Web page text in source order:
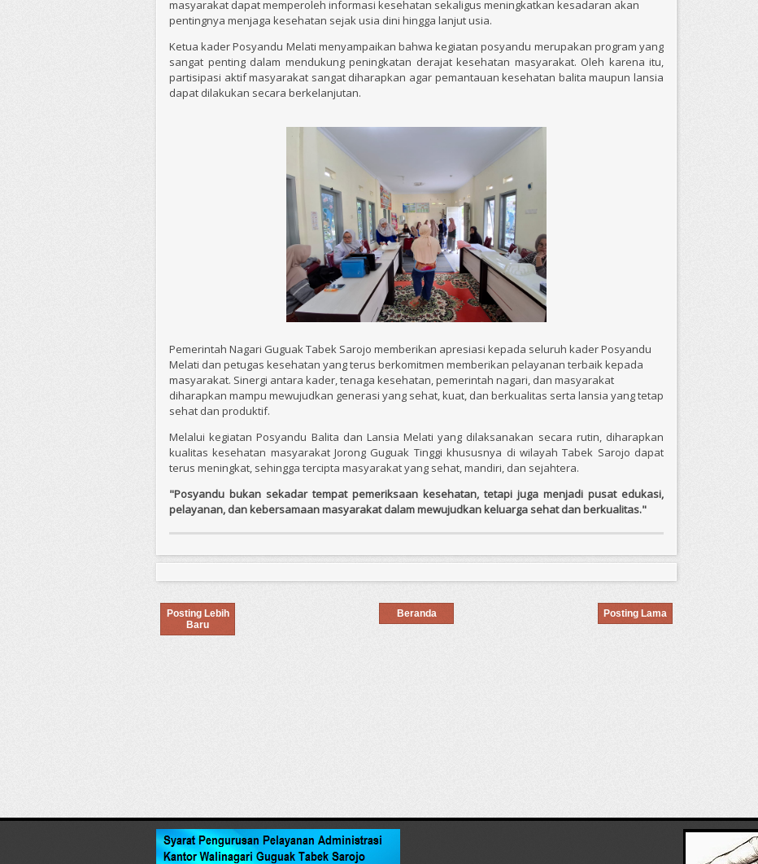
masyarakat dapat memperoleh informasi kesehatan sekaligus meningkatkan kesadaran akan
pentingnya menjaga kesehatan sejak usia dini hingga lanjut usia.
Ketua kader Posyandu Melati menyampaikan bahwa kegiatan posyandu merupakan program yang
sangat penting dalam mendukung peningkatan derajat kesehatan masyarakat. Oleh karena itu,
partisipasi aktif masyarakat sangat diharapkan agar pemantauan kesehatan balita maupun lansia
dapat dilakukan secara berkelanjutan.
Pemerintah Nagari Guguak Tabek Sarojo memberikan apresiasi kepada seluruh kader Posyandu
Melati dan petugas kesehatan yang terus berkomitmen memberikan pelayanan terbaik kepada
masyarakat. Sinergi antara kader, tenaga kesehatan, pemerintah nagari, dan masyarakat
diharapkan mampu mewujudkan generasi yang sehat, kuat, dan berkualitas serta lansia yang tetap
sehat dan produktif.
Melalui kegiatan Posyandu Balita dan Lansia Melati yang dilaksanakan secara rutin, diharapkan
kualitas kesehatan masyarakat Jorong Guguak Tinggi khususnya di wilayah Tabek Sarojo dapat
terus meningkat, sehingga tercipta masyarakat yang sehat, mandiri, dan sejahtera.
"Posyandu bukan sekadar tempat pemeriksaan kesehatan, tetapi juga menjadi pusat edukasi,
pelayanan, dan kebersamaan masyarakat dalam mewujudkan keluarga sehat dan berkualitas."
Posting Lebih
Baru
Posting Lama
Beranda